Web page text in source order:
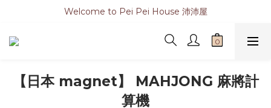
Welcome to Pei Pei House 沛沛屋
【日本 magnet】 MAHJONG 麻將計
算機